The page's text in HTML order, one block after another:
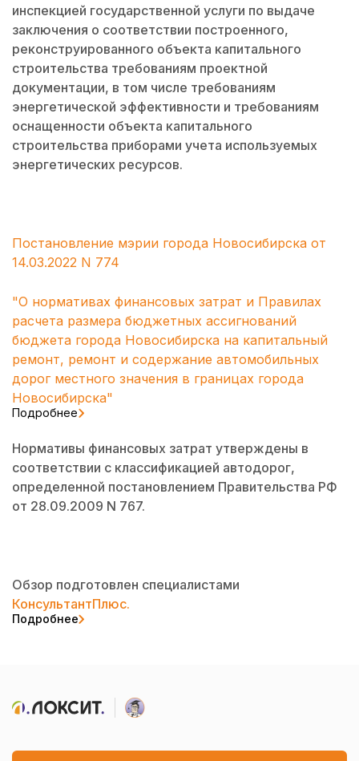
инспекцией государственной услуги по выдаче
заключения о соответствии построенного,
реконструированного объекта капитального
строительства требованиям проектной
документации, в том числе требованиям
энергетической эффективности и требованиям
оснащенности объекта капитального
строительства приборами учета используемых
энергетических ресурсов.
Постановление мэрии города Новосибирска от
14.03.2022 N 774
"О нормативах финансовых затрат и Правилах
расчета размера бюджетных ассигнований
бюджета города Новосибирска на капитальный
ремонт, ремонт и содержание автомобильных
дорог местного значения в границах города
Новосибирска"
Подробнее
Нормативы финансовых затрат утверждены в
соответствии с классификацией автодорог,
определенной постановлением Правительства РФ
от 28.09.2009 N 767.
Обзор подготовлен специалистами
КонсультантПлюс.
Подробнее